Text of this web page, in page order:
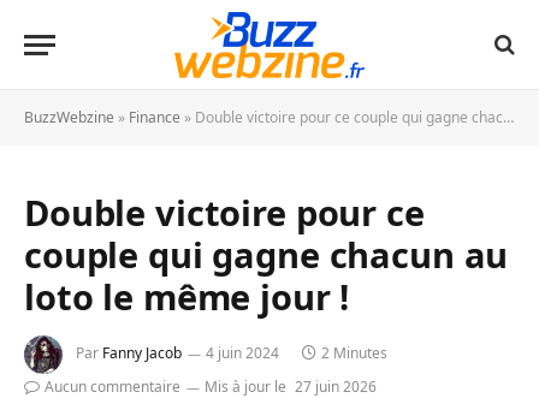
BuzzWebzine » Finance » Double victoire pour ce couple qui gagne chacun au loto le même jour !
Double victoire pour ce
couple qui gagne chacun au
loto le même jour !
Par Fanny Jacob 4 juin 2024
2 Minutes
Aucun commentaire
Mis à jour le 27 juin 2026